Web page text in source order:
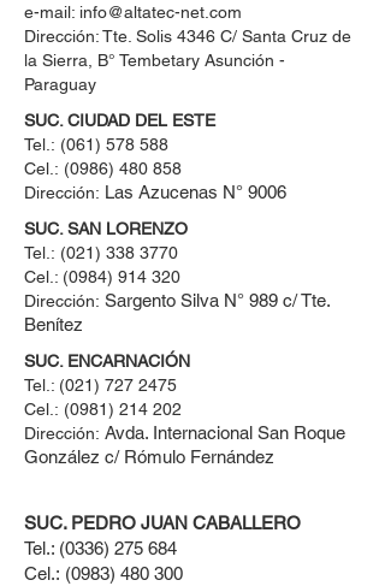
e-mail: info@altatec-net.com
Dirección: Tte. Solis 4346 C/ Santa Cruz de
la Sierra, B° Tembetary Asunción -
Paraguay
SUC. CIUDAD DEL ESTE
Tel.: (061) 578 588
Cel.: (0986) 480 858
Dirección: Las Azucenas N° 9006
SUC. SAN LORENZO
Tel.: (021) 338 3770
Cel.: ​(0984) 914 320
Dirección: Sargento Silva N° 989 c/ Tte.
Benítez
SUC. ENCARNACIÓN
Tel.: (021) 727 2475
Cel.: (0981) 214 202
Dirección: Avda. Internacional San Roque
González c/ Rómulo Fernández
SUC. PEDRO JUAN CABALLERO
Tel.: (0336) 275 684
Cel.: (0983) 480 300